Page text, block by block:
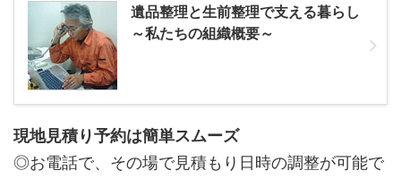
遺品整理と生前整理で支える暮らし
～私たちの組織概要～
現地見積り予約は簡単スムーズ
◎お電話で、その場で見積もり日時の調整が可能で